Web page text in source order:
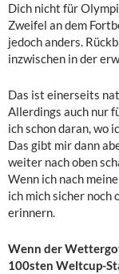
Dich nicht für
Zweifel an dem
jedoch anders.
inzwischen in der
Das ist einerseits
Allerdings auch nur
ich schon daran, wo
Das gibt mir dann
weiter nach oben
Wenn ich nach
ich mich sicher noch
erinnern.
Wenn der
100sten Weltcup-